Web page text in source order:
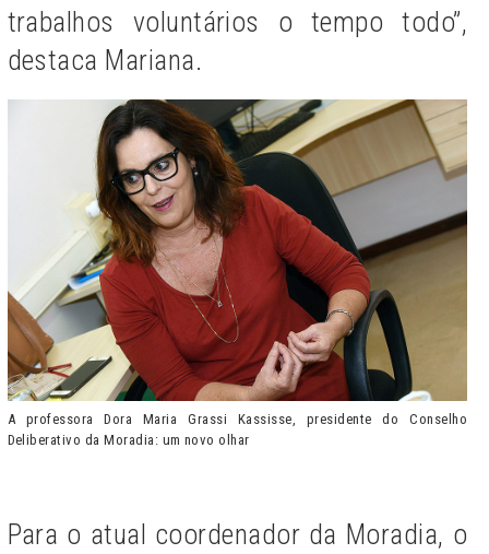
trabalhos voluntários o tempo todo”,
destaca Mariana.
A professora Dora Maria Grassi Kassisse, presidente do Conselho
Deliberativo da Moradia: um novo olhar
Para o atual coordenador da Moradia, o